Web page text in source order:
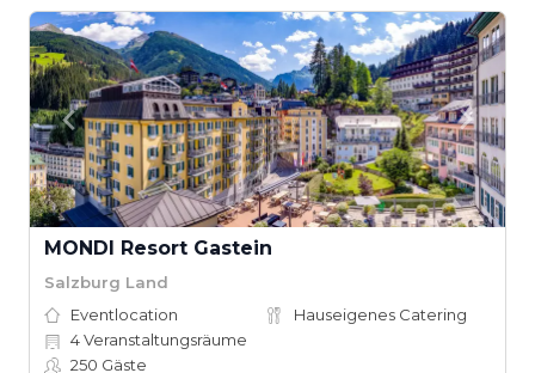
MONDI Resort Gastein
Salzburg Land
Eventlocation
Hauseigenes Catering
4Veranstaltungsräume
250 Gäste